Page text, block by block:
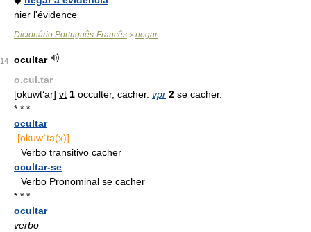
nier l'évidence
Dicionário Português-Francês > negar
14
ocultar
o.cul.tar
[okuwt‘ar] vt 1 occulter, cacher. vpr 2 se cacher.
* * *
ocultar
[okuw`ta(x)]
Verbo transitivo cacher
ocultar-se
Verbo Pronominal se cacher
* * *
ocultar
verbo